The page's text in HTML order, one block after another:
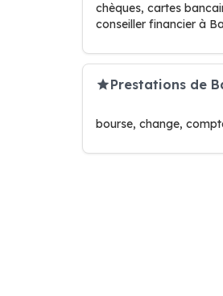
chèques, cartes
conseiller financier à
Prestations de
bourse, change,